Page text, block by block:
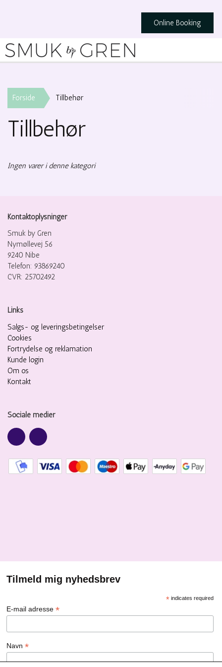
Online Booking
Forside Tillbehør
Tillbehør
Ingen varer i denne kategori
Kontaktoplysninger
Smuk by Gren
Nymøllevej 56
9240 Nibe
Telefon: 93869240
CVR: 25702492
Links
Salgs- og leveringsbetingelser
Cookies
Fortrydelse og reklamation
Kunde login
Om os
Kontakt
Sociale medier
Tilmeld mig nyhedsbrev
*indicates required
E-mail adresse*
Navn*